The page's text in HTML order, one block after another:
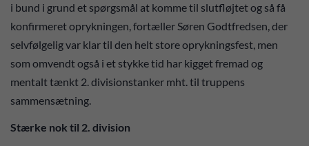
i bund i grund et spørgsmål at komme til slutfløjtet og så få
konfirmeret oprykningen, fortæller Søren Godtfredsen, der
selvfølgelig var klar til den helt store oprykningsfest, men
som omvendt også i et stykke tid har kigget fremad og
mentalt tænkt 2. divisionstanker mht. til truppens
sammensætning.
Stærke nok til 2. division